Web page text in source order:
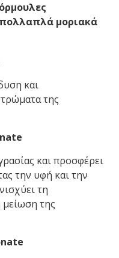
μοριακά
και
της
και προσφέρει
την υφή και την
τη
της